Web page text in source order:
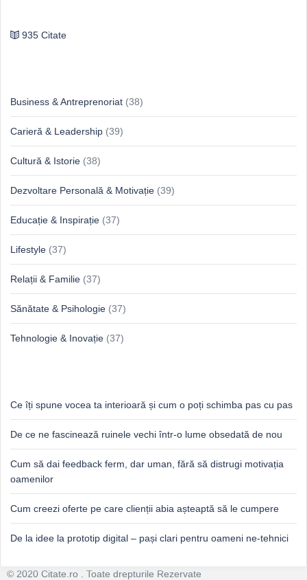
935 Citate
Business & Antreprenoriat (38)
Carieră & Leadership (39)
Cultură & Istorie (38)
Dezvoltare Personală & Motivație (39)
Educație & Inspirație (37)
Lifestyle (37)
Relații & Familie (37)
Sănătate & Psihologie (37)
Tehnologie & Inovație (37)
Ce îți spune vocea ta interioară și cum o poți schimba pas cu pas
De ce ne fascinează ruinele vechi într-o lume obsedată de nou
Cum să dai feedback ferm, dar uman, fără să distrugi motivația
oamenilor
Cum creezi oferte pe care clienții abia așteaptă să le cumpere
De la idee la prototip digital – pași clari pentru oameni ne-tehnici
Footer
© 2020 Citate.ro . Toate drepturile Rezervate